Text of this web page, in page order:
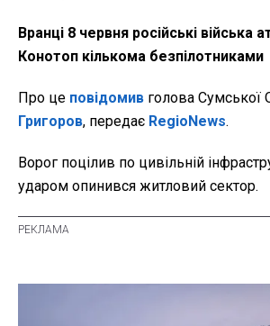
Вранці 8 червня російські війська
Конотоп кількома безпілотниками
Про це повідомив голова Сумської
Григоров, передає RegioNews.
Ворог поцілив по цивільній
ударом опинився житловий сектор.